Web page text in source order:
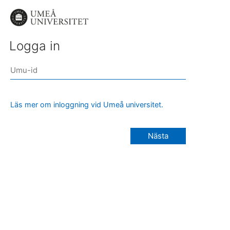
Logga in
Läs mer om inloggning vid Umeå universitet.
Nästa